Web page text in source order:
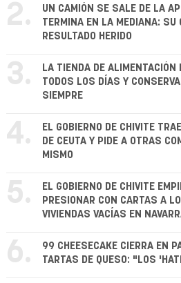
2.
UN CAMIÓN SE SALE DE LA
TERMINA EN LA MEDIANA: SU
RESULTADO HERIDO
3.
LA TIENDA DE ALIMENTACIÓN
TODOS LOS DÍAS Y
SIEMPRE
4.
EL GOBIERNO DE CHIVITE
DE CEUTA Y PIDE A OTRAS
MISMO
5.
EL GOBIERNO DE CHIVITE
PRESIONAR CON CARTAS A
VIVIENDAS VACÍAS EN
6.
99 CHEESECAKE CIERRA EN
TARTAS DE QUESO: "LOS